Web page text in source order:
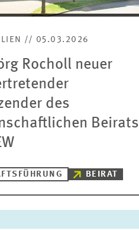
// 05.03.2026
Rocholl neuer
des
Beirats
BEIRAT